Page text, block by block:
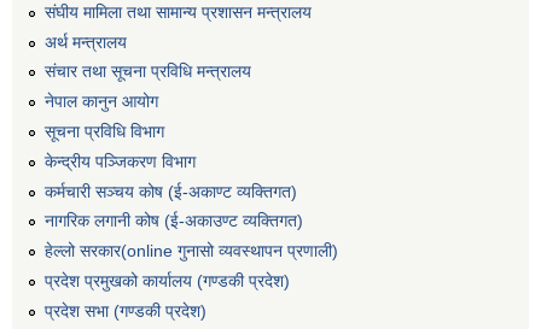
संघीय मामिला तथा सामान्य प्रशासन मन्त्रालय
अर्थ मन्त्रालय
संचार तथा सूचना प्रविधि मन्त्रालय
नेपाल कानुन आयोग
सूचना प्रविधि विभाग
केन्द्रीय पञ्जिकरण विभाग
कर्मचारी सञ्‍चय कोष (ई‍-अकाण्ट व्यक्तिगत)
नागरिक लगानी कोष (ई-अकाउण्ट व्यक्तिगत)
हेल्लो सरकार(online गुनासो व्यवस्थापन प्रणाली)
प्रदेश प्रमुखको कार्यालय (गण्डकी प्रदेश)
प्रदेश सभा (गण्डकी प्रदेश)